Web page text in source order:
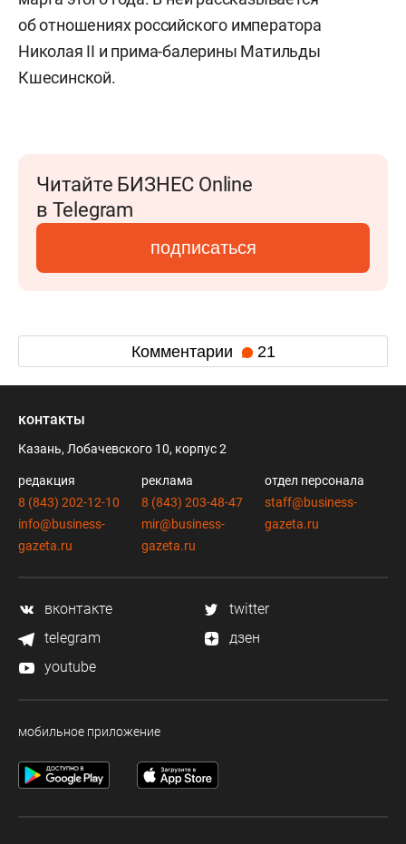
об отношениях российского императора
Николая II и прима-балерины Матильды
Кшесинской.
Читайте БИЗНЕС Online
в Telegram
подписаться
Комментарии 21
контакты
Казань, Лобачевского 10, корпус 2
редакция
8 (843) 202-12-10
info@business-
gazeta.ru
реклама
8 (843) 203-48-47
mir@business-
gazeta.ru
отдел персонала
staff@business-
gazeta.ru
вконтакте
twitter
telegram
дзен
youtube
мобильное приложение